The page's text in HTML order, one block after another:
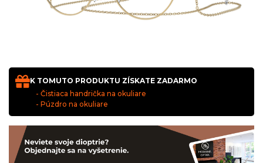
K TOMUTO PRODUKTU ZÍSKATE ZADARMO
- Čistiaca handrička na okuliare
- Púzdro na okuliare